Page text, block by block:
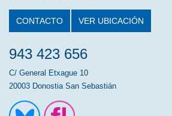
CONTACTO VER UBICACIÓN
943 423 656
C/ General Etxague 10
20003 Donostia San Sebastián